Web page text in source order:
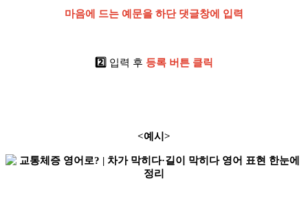
마음에 드는 예문을 하단 댓글창에 입력
2️⃣ 입력 후 등록 버튼 클릭
<예시>